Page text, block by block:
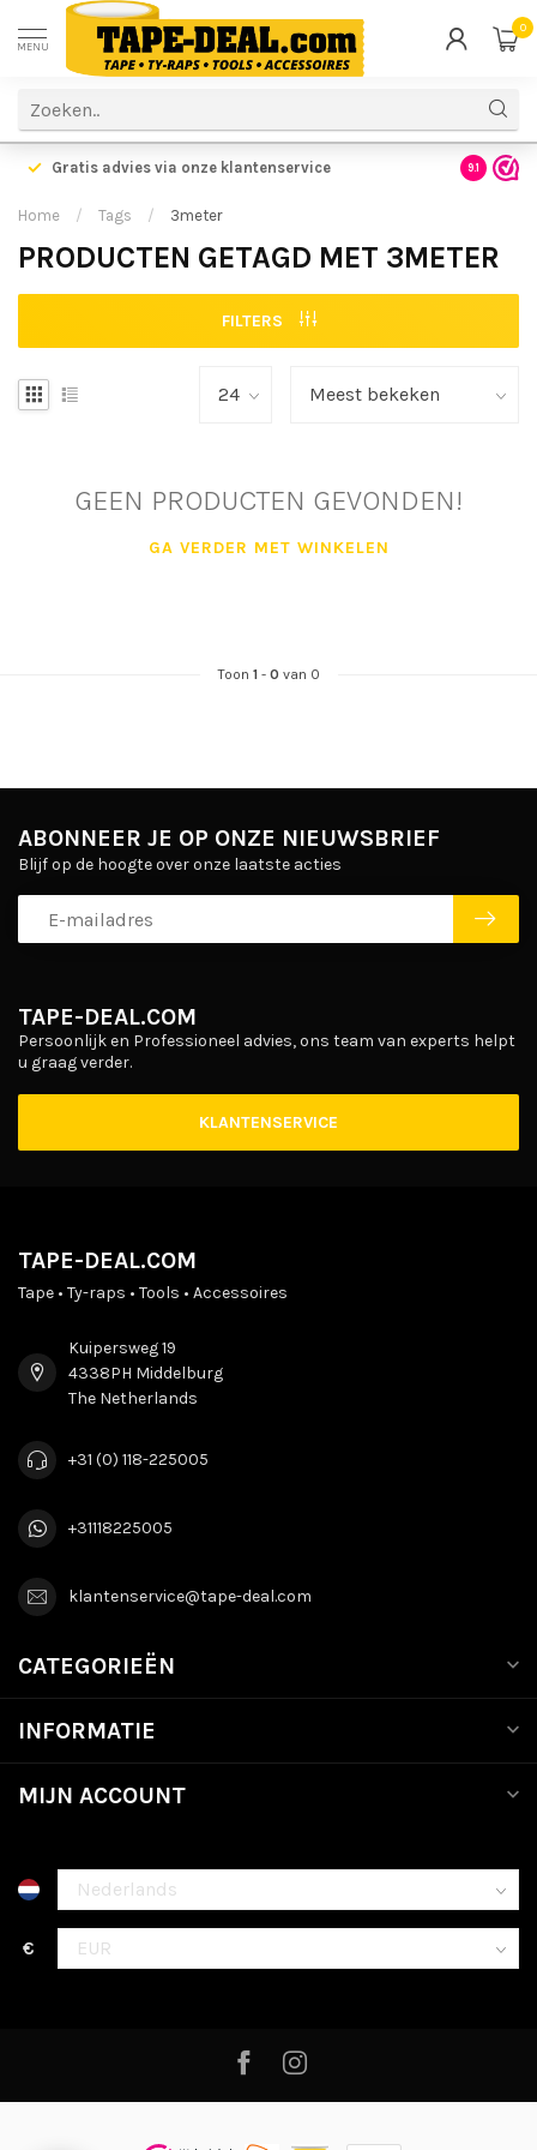
MENU
0
Gratis advies via onze klantenservice 9.1
Home / Tags / 3meter
PRODUCTEN GETAGD MET 3METER
FILTERS
GEEN PRODUCTEN GEVONDEN!
GA VERDER MET WINKELEN
Toon 1- 0 van 0
TAPE-DEAL.COM
Persoonlijk en Professioneel advies, ons team van experts helpt
u graag verder.
KLANTENSERVICE
ABONNEER JE OP ONZE NIEUWSBRIEF
Blijf op de hoogte over onze laatste acties
TAPE-DEAL.COM
Tape • Ty-raps • Tools • Accessoires
Kuipersweg 19
4338PH Middelburg
The Netherlands
+31 (0) 118-225005
+31118225005
klantenservice@tape-deal.com
CATEGORIEËN
INFORMATIE
MIJN ACCOUNT
€